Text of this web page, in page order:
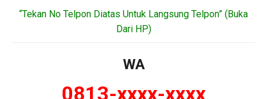
“Tekan No Telpon Diatas Untuk Langsung Telpon” (Buka
Dari HP)
WA
0813-xxxx-xxxx